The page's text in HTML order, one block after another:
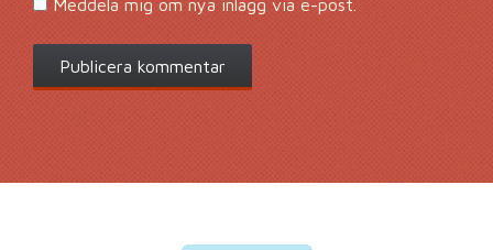
Meddela mig om nya inlägg via e-post.